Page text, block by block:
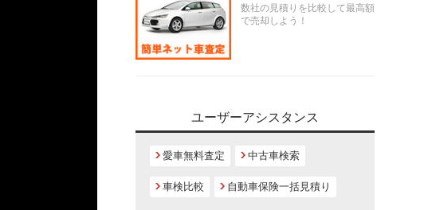
数社の見積りを比較して最高額
で売却しよう！
ユーザーアシスタンス
愛車無料査定 中古車検索
車検比較 自動車保険一括見積り